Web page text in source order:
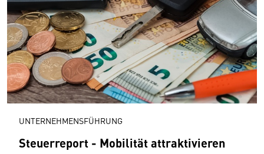
UNTERNEHMENSFÜHRUNG
Steuerreport - Mobilität attraktivieren